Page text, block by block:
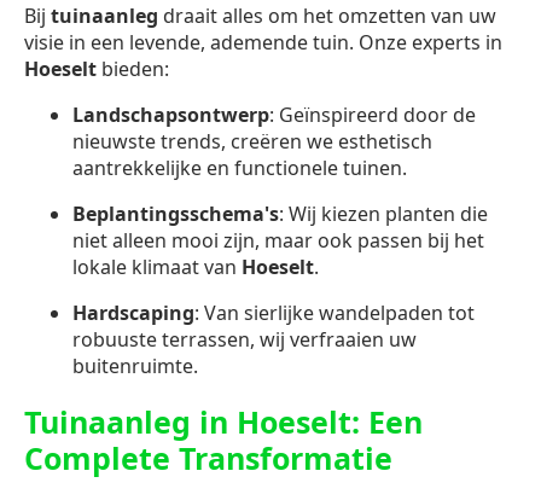
Bij tuinaanleg draait alles om het omzetten van uw
visie in een levende, ademende tuin. Onze experts in
Hoeselt bieden:
Landschapsontwerp: Geïnspireerd door de
nieuwste trends, creëren we esthetisch
aantrekkelijke en functionele tuinen.
Beplantingsschema's: Wij kiezen planten die
niet alleen mooi zijn, maar ook passen bij het
lokale klimaat van Hoeselt.
Hardscaping: Van sierlijke wandelpaden tot
robuuste terrassen, wij verfraaien uw
buitenruimte.
Tuinaanleg in Hoeselt: Een
Complete Transformatie